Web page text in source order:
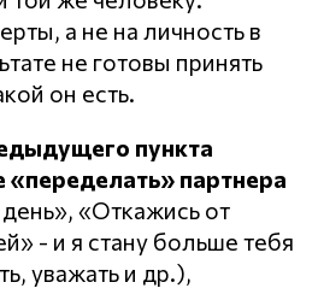
а не на личность в
не готовы принять
он есть.
пункта
«переделать» партнера
день», «Откажись от
- и я стану больше тебя
уважать и др.),